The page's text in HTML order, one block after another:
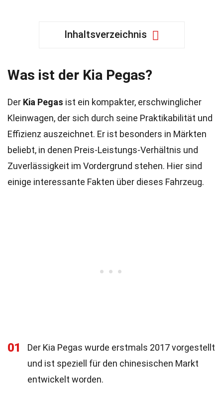
Inhaltsverzeichnis
Was ist der Kia Pegas?
Der Kia Pegas ist ein kompakter, erschwinglicher
Kleinwagen, der sich durch seine Praktikabilität und
Effizienz auszeichnet. Er ist besonders in Märkten
beliebt, in denen Preis-Leistungs-Verhältnis und
Zuverlässigkeit im Vordergrund stehen. Hier sind
einige interessante Fakten über dieses Fahrzeug.
01
Der Kia Pegas wurde erstmals 2017 vorgestellt
und ist speziell für den chinesischen Markt
entwickelt worden.